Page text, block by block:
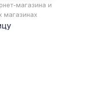
магазина и
магазинах